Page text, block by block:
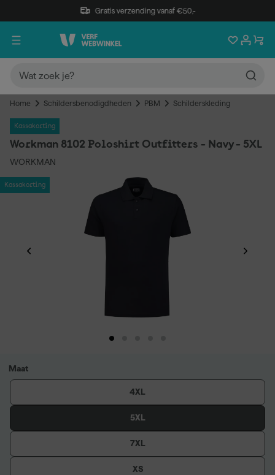
Gratis verzending vanaf €50,-
Home Schildersbenodigdheden PBM Schilderskleding
Kassakorting
Workman 8102 Poloshirt Outfitters - Navy - 5XL
WORKMAN
Kassakorting
Maat
4XL
5XL
7XL
XS